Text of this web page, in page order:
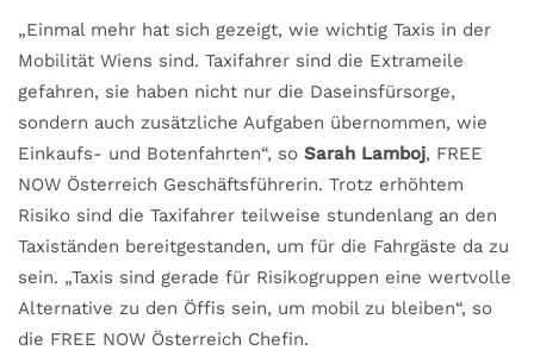
„Einmal mehr hat sich gezeigt, wie wichtig Taxis in der
Mobilität Wiens sind. Taxifahrer sind die Extrameile
gefahren, sie haben nicht nur die Daseinsfürsorge,
sondern auch zusätzliche Aufgaben übernommen, wie
Einkaufs- und Botenfahrten“, so Sarah Lamboj, FREE
NOW Österreich Geschäftsführerin. Trotz erhöhtem
Risiko sind die Taxifahrer teilweise stundenlang an den
Taxiständen bereitgestanden, um für die Fahrgäste da zu
sein. „Taxis sind gerade für Risikogruppen eine wertvolle
Alternative zu den Öffis sein, um mobil zu bleiben“, so
die FREE NOW Österreich Chefin.